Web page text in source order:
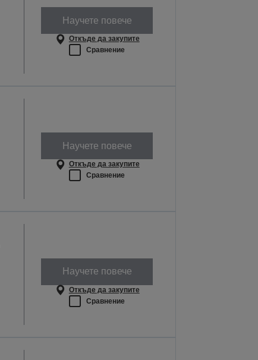
Научете повече
Откъде да закупите
Сравнение
Научете повече
Откъде да закупите
Сравнение
Научете повече
Откъде да закупите
Сравнение